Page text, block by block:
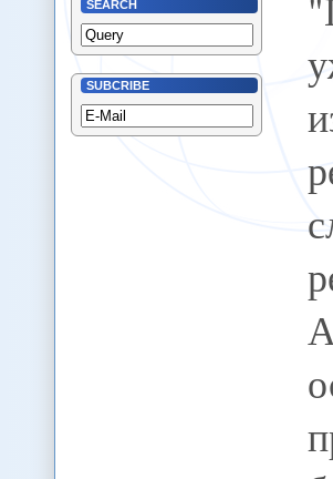
SEARCH
SUBCRIBE